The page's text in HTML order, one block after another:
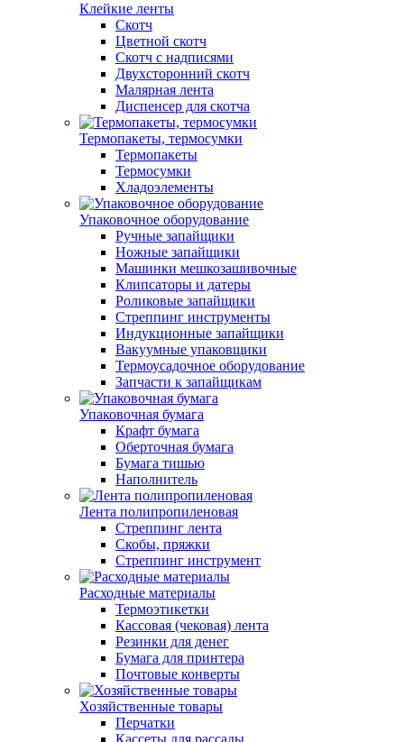
Клейкие ленты
Скотч
Цветной скотч
Скотч с надписями
Двухсторонний скотч
Малярная лента
Диспенсер для скотча
Термопакеты, термосумки
Термопакеты
Термосумки
Хладоэлементы
Упаковочное оборудование
Ручные запайщики
Ножные запайщики
Машинки мешкозашивочные
Клипсаторы и датеры
Роликовые запайщики
Стреппинг инструменты
Индукционные запайщики
Вакуумные упаковщики
Термоусадочное оборудование
Запчасти к запайщикам
Упаковочная бумага
Крафт бумага
Оберточная бумага
Бумага тишью
Наполнитель
Лента полипропиленовая
Стреппинг лента
Скобы, пряжки
Стреппинг инструмент
Расходные материалы
Термоэтикетки
Кассовая (чековая) лента
Резинки для денег
Бумага для принтера
Почтовые конверты
Хозяйственные товары
Перчатки
Кассеты для рассады